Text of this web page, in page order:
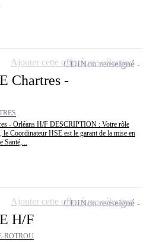
Chartres -
- Orléans H/F DESCRIPTION : Votre rôle
Coordinateur HSE est le garant de la mise en
Santé,...
CDINon renseigné
Ajouter cette offre à ma sélection
H/F
ROTROU
CDINon renseigné
Ajouter cette offre à ma sélection